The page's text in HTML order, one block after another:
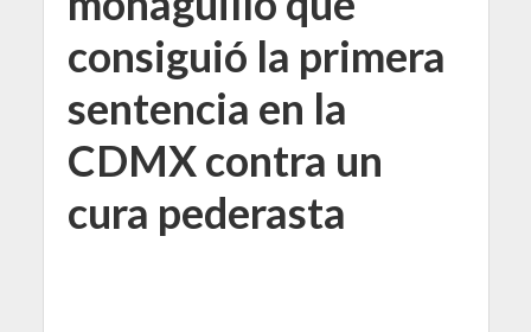
consiguió la primera
sentencia en la
CDMX contra un
cura pederasta